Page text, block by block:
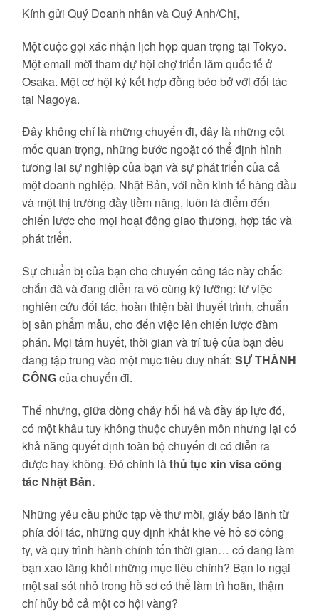
Kính gửi Quý Doanh nhân và Quý Anh/Chị,
Một cuộc gọi xác nhận lịch họp quan trọng tại Tokyo.
Một email mời tham dự hội chợ triển lãm quốc tế ở
Osaka. Một cơ hội ký kết hợp đồng béo bở với đối tác
tại Nagoya.
Đây không chỉ là những chuyến đi, đây là những cột
mốc quan trọng, những bước ngoặt có thể định hình
tương lai sự nghiệp của bạn và sự phát triển của cả
một doanh nghiệp. Nhật Bản, với nền kinh tế hàng đầu
và một thị trường đầy tiềm năng, luôn là điểm đến
chiến lược cho mọi hoạt động giao thương, hợp tác và
phát triển.
Sự chuẩn bị của bạn cho chuyến công tác này chắc
chắn đã và đang diễn ra vô cùng kỹ lưỡng: từ việc
nghiên cứu đối tác, hoàn thiện bài thuyết trình, chuẩn
bị sản phẩm mẫu, cho đến việc lên chiến lược đàm
phán. Mọi tâm huyết, thời gian và trí tuệ của bạn đều
đang tập trung vào một mục tiêu duy nhất: SỰ THÀNH
CÔNGcủa chuyến đi.
Thế nhưng, giữa dòng chảy hối hả và đầy áp lực đó,
có một khâu tuy không thuộc chuyên môn nhưng lại có
khả năng quyết định toàn bộ chuyến đi có diễn ra
được hay không. Đó chính làthủ tục xin visa công
tác Nhật Bản.
Những yêu cầu phức tạp về thư mời, giấy bảo lãnh từ
phía đối tác, những quy định khắt khe về hồ sơ công
ty, và quy trình hành chính tốn thời gian… có đang làm
bạn xao lãng khỏi những mục tiêu chính? Bạn lo ngại
một sai sót nhỏ trong hồ sơ có thể làm trì hoãn, thậm
chí hủy bỏ cả một cơ hội vàng?